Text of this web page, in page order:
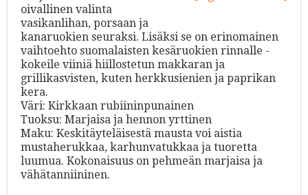
oivallinen valinta
vasikanlihan, porsaan ja
kanaruokien seuraksi. Lisäksi se on erinomainen
vaihtoehto suomalaisten kesäruokien rinnalle -
kokeile viiniä hiillostetun makkaran ja
grillikasvisten, kuten herkkusienien ja paprikan
kera.
Väri: Kirkkaan rubiininpunainen
Tuoksu: Marjaisa ja hennon yrttinen
Maku: Keskitäyteläisestä mausta voi aistia
mustaherukkaa, karhunvatukkaa ja tuoretta
luumua. Kokonaisuus on pehmeän marjaisa ja
vähätanniininen.